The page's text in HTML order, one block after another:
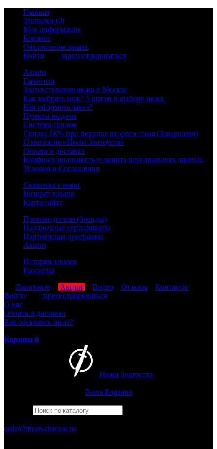
Главная
Закладки (0)
Моя информация
Корзина
Оформление заказа
Войти
зарегистрироваться
Акции
Гарантии
Златоустовские ножи в Москве
Как выбрать нож? 5 шагов к выбору ножа.
Как оформить заказ?
Пункты выдачи
Система скидок
Скидка 50% при покупке второго ножа (Завершено)
О магазине «Ножи Златоуста»
Оплата и доставка
Конфиденциальность и защита персональных данных
Условия и Соглашения
Связаться с нами
Возврат товара
Карта сайта
Производители (бренды)
Подарочные сертификаты
Партнёрская программа
Акции
История заказов
Рассылка
Вконтакте Акции Видео Отзывы
Контакты
Войти
зарегистрироваться
О нас
Оплата и доставка
Как оформить заказ?
Корзина 0
Ножи Златоуста
Ваша Корзина
order@from-zlatoust.ru